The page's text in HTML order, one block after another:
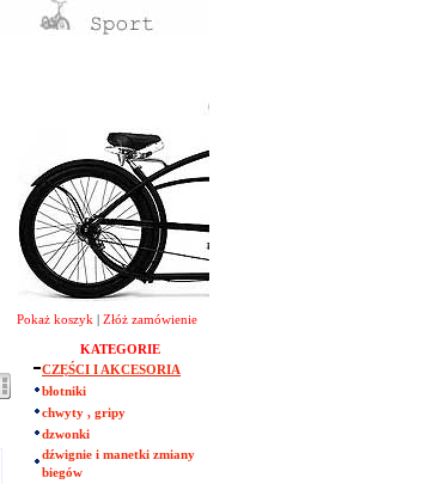
Pokaż koszyk Złóż zamówienie
KATEGORIE
CZĘŚCI I AKCESORIA
błotniki
chwyty , gripy
dzwonki
dźwignie i manetki zmiany
biegów